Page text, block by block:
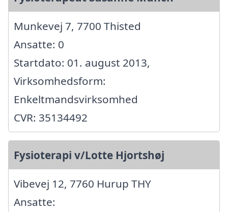
Munkevej 7, 7700 Thisted
Ansatte: 0
Startdato: 01. august 2013,
Virksomhedsform:
Enkeltmandsvirksomhed
CVR: 35134492
Fysioterapi v/Lotte Hjortshøj
Vibevej 12, 7760 Hurup THY
Ansatte: